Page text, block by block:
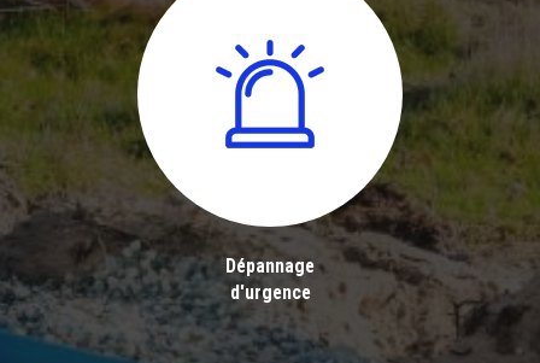
Dépannage
d'urgence